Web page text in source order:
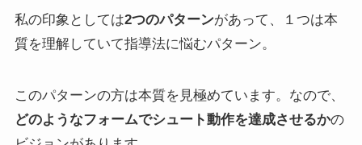
私の印象としては2つのパターンがあって、１つは本
質を理解していて指導法に悩むパターン。
このパターンの方は本質を見極めています。なので、
どのようなフォームでシュート動作を達成させるかの